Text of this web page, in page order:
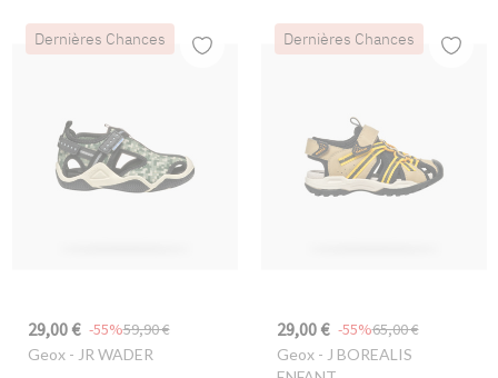
Dernières Chances
29,00 € 59,90 €
-55%
Geox- JR WADER
Dernières Chances
29,00 € 65,00 €
-55%
Geox- J BOREALIS